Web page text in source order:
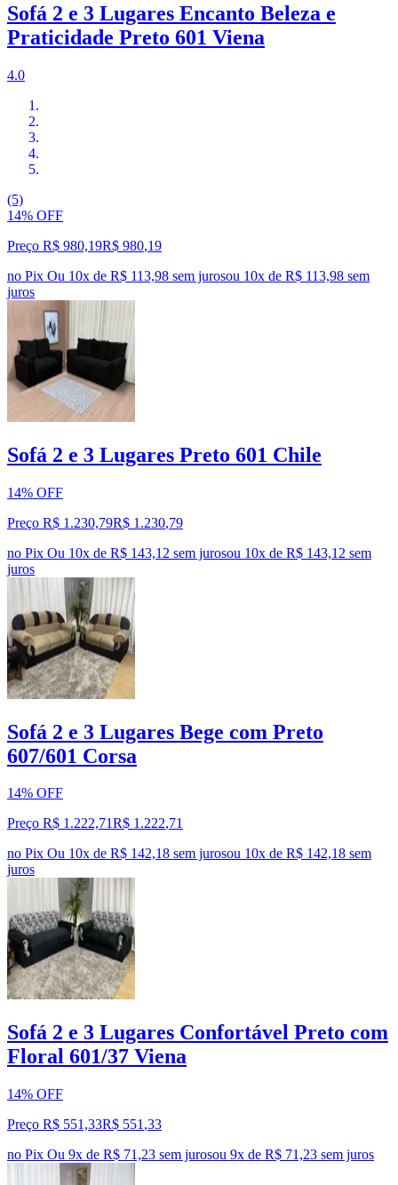
Sofá 2 e 3 Lugares Encanto Beleza e
Praticidade Preto 601 Viena
4.0
(5)
14% OFF
Preço R$ 980,19R$ 980,19
no Pix Ou 10x de R$ 113,98 sem jurosou 10x de R$ 113,98 sem
juros
Sofá 2 e 3 Lugares Preto 601 Chile
14% OFF
Preço R$ 1.230,79R$ 1.230,79
no Pix Ou 10x de R$ 143,12 sem jurosou 10x de R$ 143,12 sem
juros
Sofá 2 e 3 Lugares Bege com Preto
607/601 Corsa
14% OFF
Preço R$ 1.222,71R$ 1.222,71
no Pix Ou 10x de R$ 142,18 sem jurosou 10x de R$ 142,18 sem
juros
Sofá 2 e 3 Lugares Confortável Preto com
Floral 601/37 Viena
14% OFF
Preço R$ 551,33R$ 551 ,33
no Pix Ou 9x de R$ 71,23 sem jurosou 9x de R$ 71,23 sem juros